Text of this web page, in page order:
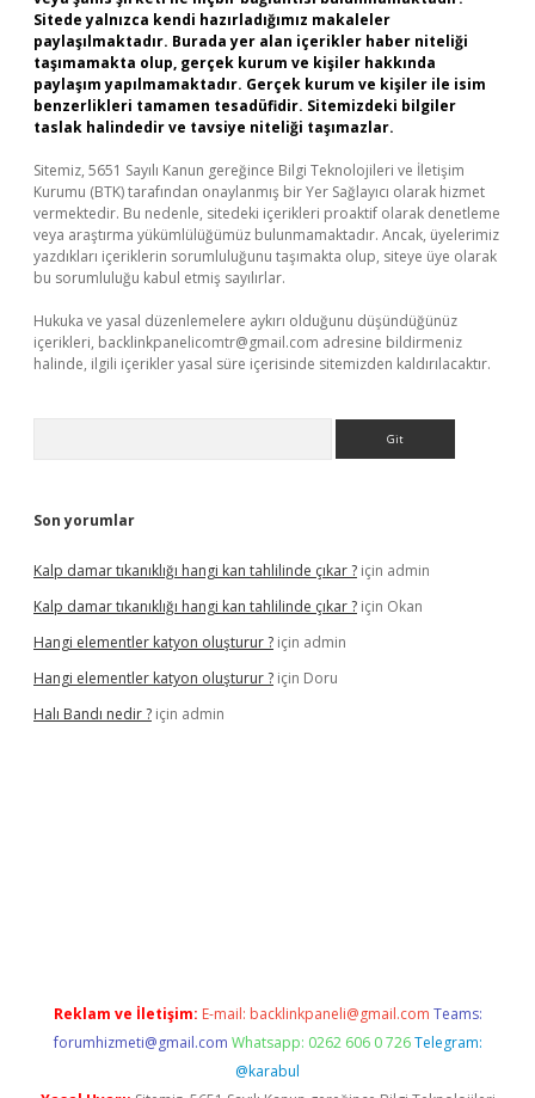
Sitede yalnızca kendi hazırladığımız makaleler
paylaşılmaktadır. Burada yer alan içerikler haber niteliği
taşımamakta olup, gerçek kurum ve kişiler hakkında
paylaşım yapılmamaktadır. Gerçek kurum ve kişiler ile isim
benzerlikleri tamamen tesadüfidir. Sitemizdeki bilgiler
taslak halindedir ve tavsiye niteliği taşımazlar.
Sitemiz, 5651 Sayılı Kanun gereğince Bilgi Teknolojileri ve İletişim
Kurumu (BTK) tarafından onaylanmış bir Yer Sağlayıcı olarak hizmet
vermektedir. Bu nedenle, sitedeki içerikleri proaktif olarak denetleme
veya araştırma yükümlülüğümüz bulunmamaktadır. Ancak, üyelerimiz
yazdıkları içeriklerin sorumluluğunu taşımakta olup, siteye üye olarak
bu sorumluluğu kabul etmiş sayılırlar.
Hukuka ve yasal düzenlemelere aykırı olduğunu düşündüğünüz
içerikleri, backlinkpanelicomtr@gmail.com adresine bildirmeniz
halinde, ilgili içerikler yasal süre içerisinde sitemizden kaldırılacaktır.
Son yorumlar
Kalp damar tıkanıklığı hangi kan tahlilinde çıkar ? için admin
Kalp damar tıkanıklığı hangi kan tahlilinde çıkar ? için Okan
Hangi elementler katyon oluşturur ? için admin
Hangi elementler katyon oluşturur ? için Doru
Halı Bandı nedir ? için admin
Reklam ve İletişim: E-mail: backlinkpaneli@gmail.com Teams:
forumhizmeti@gmail.com Whatsapp: 0262 606 0 726 Telegram:
@karabul